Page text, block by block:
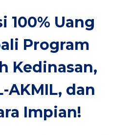
100% Uang
Program
Kedinasan,
AKMIL, dan
Impian!